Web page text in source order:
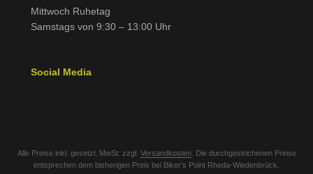
Mittwoch Ruhetag
Samstags von 9:30 – 13:00 Uhr
Social Media
Alle Preise inkl. gesetzl. MwSt. zzgl. Versandkosten. Die durchgestrichenen Preise
entsprechen dem bisherigen Preis bei Biker's Point Rheda-Wiedenbrück.